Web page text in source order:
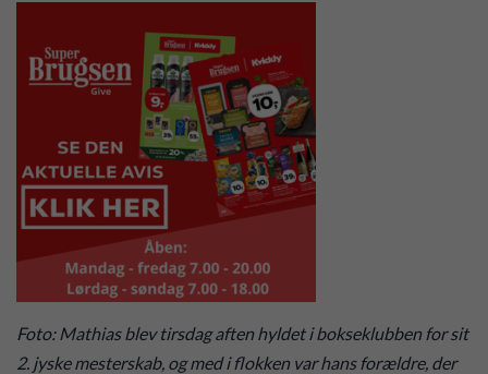
Foto: Mathias blev tirsdag aften hyldet i bokseklubben for sit
2. jyske mesterskab, og med i flokken var hans forældre, der